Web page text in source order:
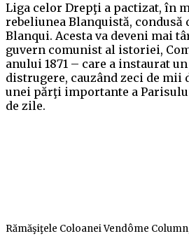
Liga celor Drepţi a pactizat, în
rebeliunea Blanquistă, condusă
Blanqui. Acesta va deveni mai
guvern comunist al istoriei,
anului 1871 – care a instaurat
distrugere, cauzând zeci de mii
unei părţi importante a
de zile.
Rămăşiţele Coloanei Vendôme